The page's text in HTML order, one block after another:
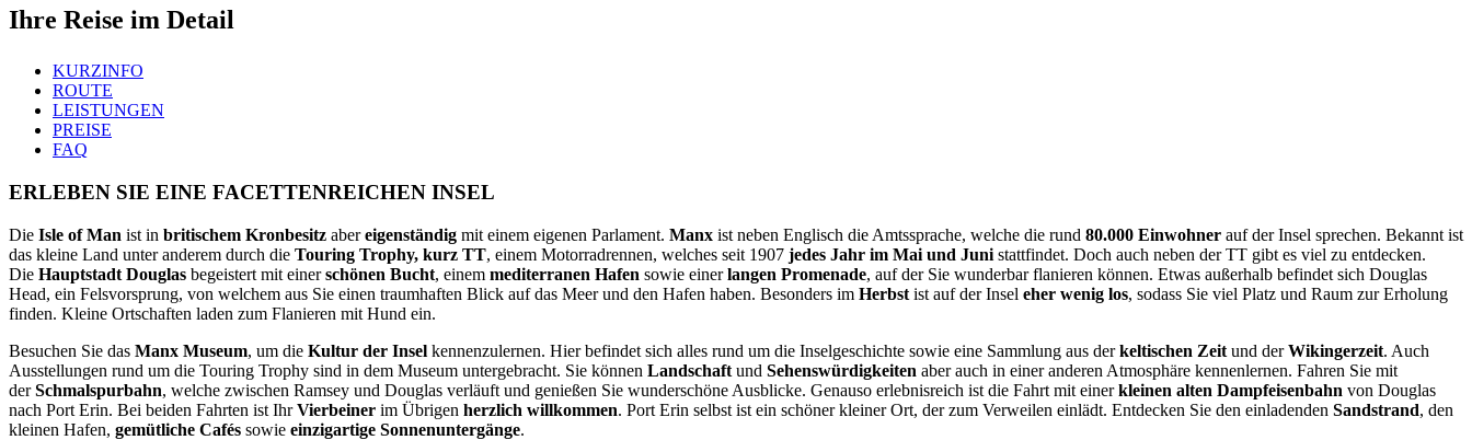
Ihre Reise im Detail
KURZINFO
ROUTE
LEISTUNGEN
PREISE
FAQ
ERLEBEN SIE EINE FACETTENREICHEN INSEL
Die Isle of Man ist in britischem Kronbesitz aber eigenständig mit einem eigenen Parlament. Manx ist neben Englisch die Amtssprache, welche die rund 80.000 Einwohner auf der Insel sprechen. Bekannt ist
das kleine Land unter anderem durch die Touring Trophy, kurz TT, einem Motorradrennen, welches seit 1907 jedes Jahr im Mai und Juni stattfindet. Doch auch neben der TT gibt es viel zu entdecken.
Die Hauptstadt Douglas begeistert mit einer schönen Bucht, einem mediterranen Hafen sowie einer langen Promenade, auf der Sie wunderbar flanieren können. Etwas außerhalb befindet sich Douglas
Head, ein Felsvorsprung, von welchem aus Sie einen traumhaften Blick auf das Meer und den Hafen haben. Besonders im Herbst ist auf der Insel eher wenig los, sodass Sie viel Platz und Raum zur Erholung
finden. Kleine Ortschaften laden zum Flanieren mit Hund ein.
Besuchen Sie das Manx Museum, um die Kultur der Insel kennenzulernen. Hier befindet sich alles rund um die Inselgeschichte sowie eine Sammlung aus der keltischen Zeit und der Wikingerzeit. Auch
Ausstellungen rund um die Touring Trophy sind in dem Museum untergebracht. Sie können Landschaft und Sehenswürdigkeiten aber auch in einer anderen Atmosphäre kennenlernen. Fahren Sie mit
der Schmalspurbahn, welche zwischen Ramsey und Douglas verläuft und genießen Sie wunderschöne Ausblicke. Genauso erlebnisreich ist die Fahrt mit einer kleinen alten Dampfeisenbahn von Douglas
nach Port Erin. Bei beiden Fahrten ist Ihr Vierbeiner im Übrigen herzlich willkommen. Port Erin selbst ist ein schöner kleiner Ort, der zum Verweilen einlädt. Entdecken Sie den einladenden Sandstrand, den
kleinen Hafen, gemütliche Cafés sowie einzigartige Sonnenuntergänge.